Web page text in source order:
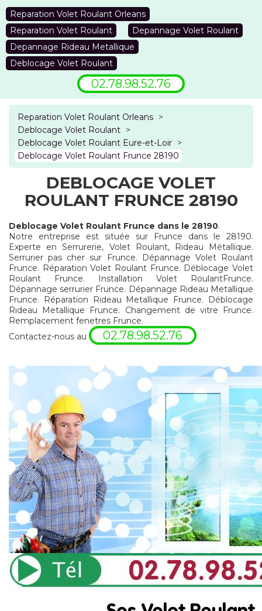
Reparation Volet Roulant Orleans
Reparation Volet Roulant
Depannage Volet Roulant
Depannage Rideau Metallique
Deblocage Volet Roulant
02.78.98.52.76
Reparation Volet Roulant Orleans >
Deblocage Volet Roulant >
Deblocage Volet Roulant Eure-et-Loir >
Deblocage Volet Roulant Frunce 28190
DEBLOCAGE VOLET
ROULANT FRUNCE 28190
Deblocage Volet Roulant Frunce dans le 28190.
Notre entreprise est située sur Frunce dans le 28190.
Experte en Serrurerie, Volet Roulant, Rideau Métallique.
Serrurier pas cher sur Frunce. Dépannage Volet Roulant
Frunce. Réparation Volet Roulant Frunce. Déblocage Volet
Roulant Frunce. Installation Volet RoulantFrunce.
Dépannage serrurier Frunce. Dépannage Rideau Metallique
Frunce. Réparation Rideau Metallique Frunce. Déblocage
Rideau Metallique Frunce. Changement de vitre Frunce.
Remplacement fenetres Frunce.
Contactez-nous au
02.78.98.52.76